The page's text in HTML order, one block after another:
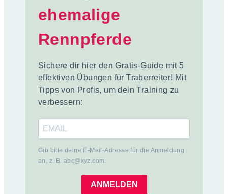
ehemalige
Rennpferde
Sichere dir hier den Gratis-Guide mit 5
effektiven Übungen für Traberreiter! Mit
Tipps von Profis, um dein Training zu
verbessern:
Gib bitte deine E-Mail-Adresse für die Anmeldung
an, z. B. abc@xyz.com.
ANMELDEN